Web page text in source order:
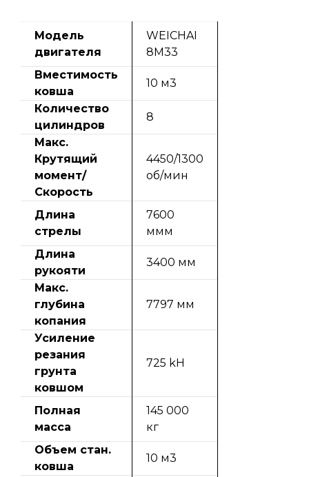
Модель
двигателя
WEICHAI
8M33
Вместимость
ковша
10 м3
Количество
цилиндров
8
Макс.
Крутящий
момент/
Скорость
4450/1300
об/мин
Длина
стрелы
7600
ммм
Длина
рукояти
3400 мм
Макс.
глубина
копания
7797 мм
Усиление
резания
грунта
ковшом
725 kH
Полная
масса
145 000
кг
Объем стан.
ковша
10 м3